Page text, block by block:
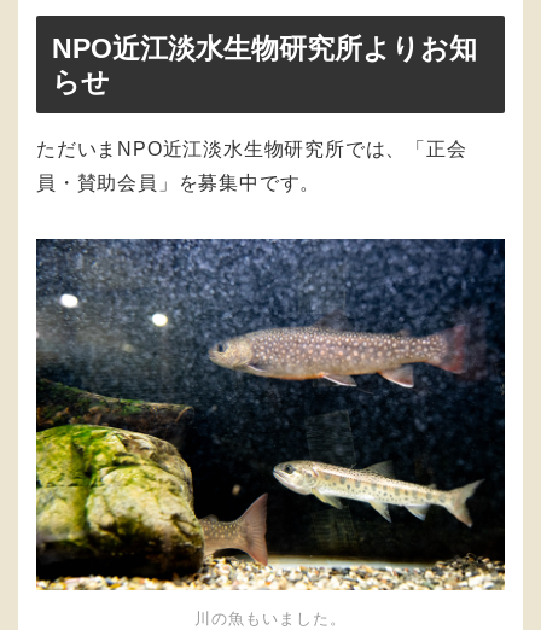
NPO近江淡水生物研究所よりお知
らせ
ただいまNPO近江淡水生物研究所では、「正会
員・賛助会員」を募集中です。
川の魚もいました。